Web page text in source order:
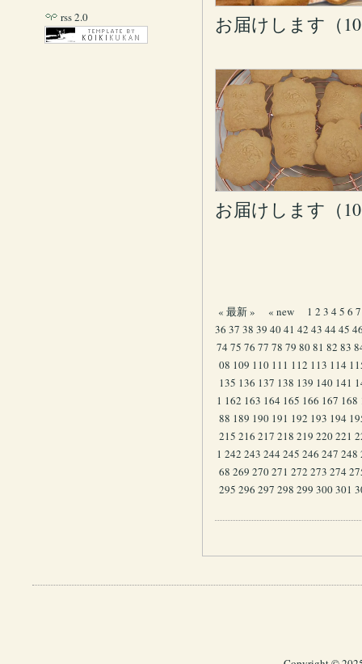
お届けします（
お届けします（
« 最新 » « new 1 2 3 4 5 6 7
36 37 38 39 4041 42 43 44 45
74 75 76 77 78 79 8081 82 83
08 109 110 111 112 113 114
135 136 137 138 139 140 141
1 162 163 164 165 166 167 168
88 189 190 191 192 193 194
215 216 217 218 219 220221
1 242 243 244 245 246 247 248
68 269 270271 272 273 274
295 296 297 298 299 300301
rss 2.0